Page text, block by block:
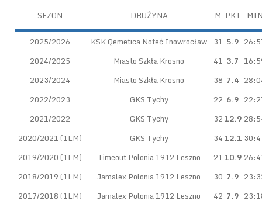
SEZON DRUŻYNA M PKT
2025/2026 KSK Qemetica Noteć Inowrocław 31 5.9
2024/2025
Miasto Szkła Krosno 41 3.7
2023/2024
Miasto Szkła Krosno 38 7.4
2022/2023
GKS Tychy 22 6.9
2021/2022
GKS Tychy 3212.9
2020/2021 (1LM)
GKS Tychy 3412.1
2019/2020 (1LM)
Timeout Polonia 1912 Leszno 2110.9
2018/2019 (1LM)
Jamalex Polonia 1912 Leszno 30 7.9
2017/2018 (1LM)
Jamalex Polonia 1912 Leszno 42 7.9